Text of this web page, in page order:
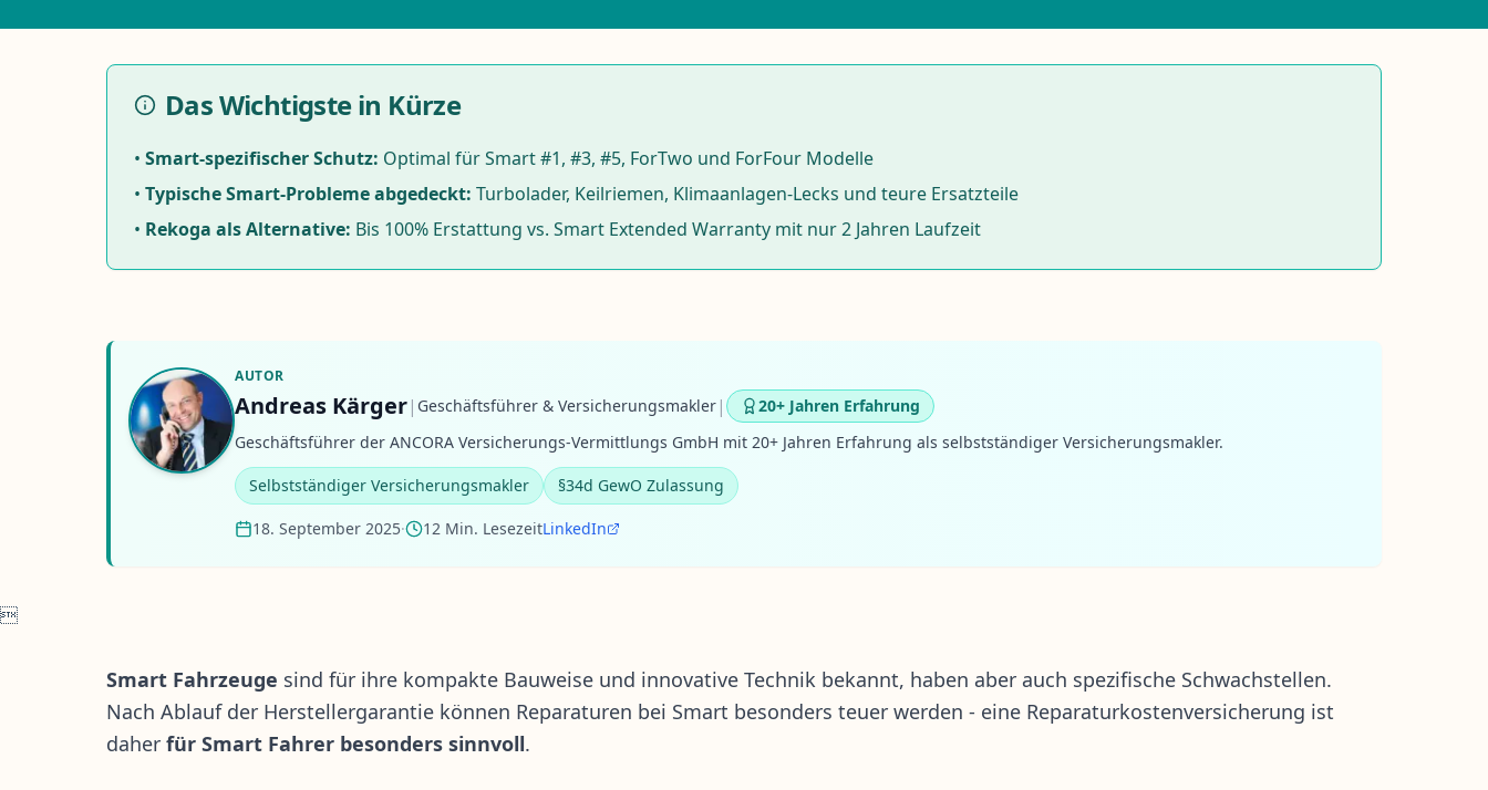
Das Wichtigste in Kürze
• Smart-spezifischer Schutz: Optimal für Smart #1, #3, #5, ForTwo und ForFour Modelle
• Typische Smart-Probleme abgedeckt: Turbolader, Keilriemen, Klimaanlagen-Lecks und teure Ersatzteile
• Rekoga als Alternative: Bis 100% Erstattung vs. Smart Extended Warranty mit nur 2 Jahren Laufzeit
AUTOR
Andreas Kärger| Geschäftsführer & Versicherungsmakler |
20+ Jahren Erfahrung
Geschäftsführer der ANCORA Versicherungs-Vermittlungs GmbH mit 20+ Jahren Erfahrung als selbstständiger Versicherungsmakler.
Selbstständiger Versicherungsmakler §34d GewO Zulassung
18. September 2025· 12 Min. LesezeitLinkedIn

Smart Fahrzeuge sind für ihre kompakte Bauweise und innovative Technik bekannt, haben aber auch spezifische Schwachstellen.
Nach Ablauf der Herstellergarantie können Reparaturen bei Smart besonders teuer werden - eine Reparaturkostenversicherung ist
daher für Smart Fahrer besonders sinnvoll.